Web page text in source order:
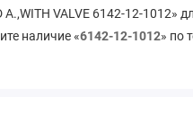
A.,WITH VALVE 6142-12-
наличие «6142-12-1012» по